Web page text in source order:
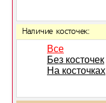
Наличие косточек:
Все
Без косточек
На косточках